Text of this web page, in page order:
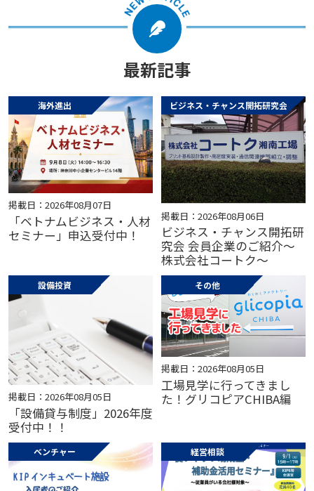
最新記事
海外進出
掲載日：2026年08月07日
「ベトナムビジネス・人材
セミナー」申込受付中！
ビジネス・チャンス開拓研究会
掲載日：2026年08月06日
ビジネス・チャンス開拓研
究会 会員企業のご紹介～
株式会社コートク～
設備投資
掲載日：2026年08月05日
「設備貸与制度」2026年度
受付中！！
その他
掲載日：2026年08月05日
工場見学に行ってきまし
た！グリコピアCHIBA編
ベンチャー 経営相談